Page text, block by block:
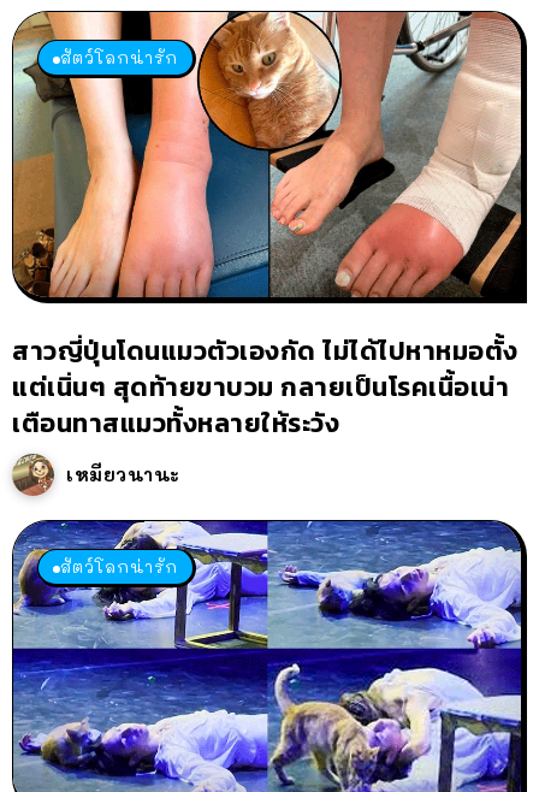
สัตว์โลกน่ารัก
สาวญี่ปุ่นโดนแมวตัวเองกัด ไม่ได้ไปหาหมอตั้ง
แต่เนิ่นๆ สุดท้ายขาบวม กลายเป็นโรคเนื้อเน่า
เตือนทาสแมวทั้งหลายให้ระวัง
เหมียวนานะ
สัตว์โลกน่ารัก